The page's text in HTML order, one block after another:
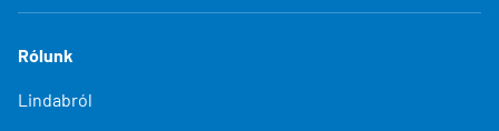
Rólunk
Lindabról